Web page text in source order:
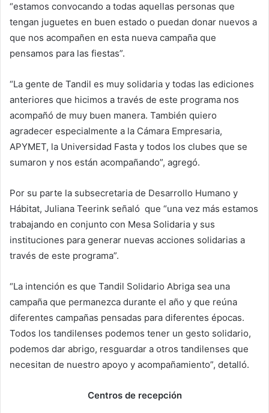
“estamos convocando a todas aquellas personas que
tengan juguetes en buen estado o puedan donar nuevos a
que nos acompañen en esta nueva campaña que
pensamos para las fiestas”.
“La gente de Tandil es muy solidaria y todas las ediciones
anteriores que hicimos a través de este programa nos
acompañó de muy buen manera. También quiero
agradecer especialmente a la Cámara Empresaria,
APYMET, la Universidad Fasta y todos los clubes que se
sumaron y nos están acompañando”, agregó.
Por su parte la subsecretaria de Desarrollo Humano y
Hábitat, Juliana Teerink señaló que “una vez más estamos
trabajando en conjunto con Mesa Solidaria y sus
instituciones para generar nuevas acciones solidarias a
través de este programa”.
“La intención es que Tandil Solidario Abriga sea una
campaña que permanezca durante el año y que reúna
diferentes campañas pensadas para diferentes épocas.
Todos los tandilenses podemos tener un gesto solidario,
podemos dar abrigo, resguardar a otros tandilenses que
necesitan de nuestro apoyo y acompañamiento”, detalló.
Centros de recepción